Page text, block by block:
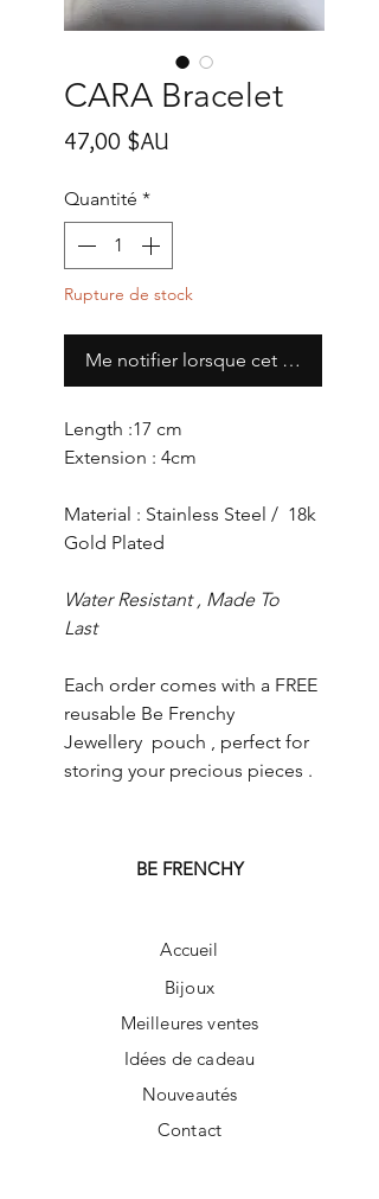
CARA Bracelet
47,00 $AU
Quantité *
Rupture de stock
Me notifier lorsque cet article est
Length :17 cm
Extension : 4cm
Material : Stainless Steel / 18k
Gold Plated
Water Resistant , Made To
Last
Each order comes with a FREE
reusable Be Frenchy
Jewellery pouch , perfect for
storing your precious pieces .
BE FRENCHY
Accueil
Bijoux
Meilleures ventes
Idées de cadeau
Nouveautés
Contact